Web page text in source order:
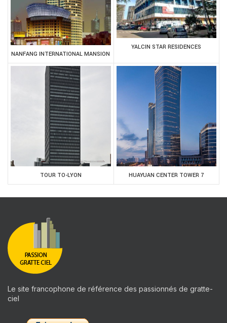
NANFANG INTERNATIONAL MANSION
YALCIN STAR RESIDENCES
TOUR TO-LYON HUAYUAN CENTER TOWER 7
Le site francophone de référence des passionnés de gratte-
ciel